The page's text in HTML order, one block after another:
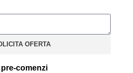
OFERTA
comenzi